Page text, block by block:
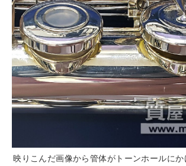
映りこんだ画像から管体がトーンホールに